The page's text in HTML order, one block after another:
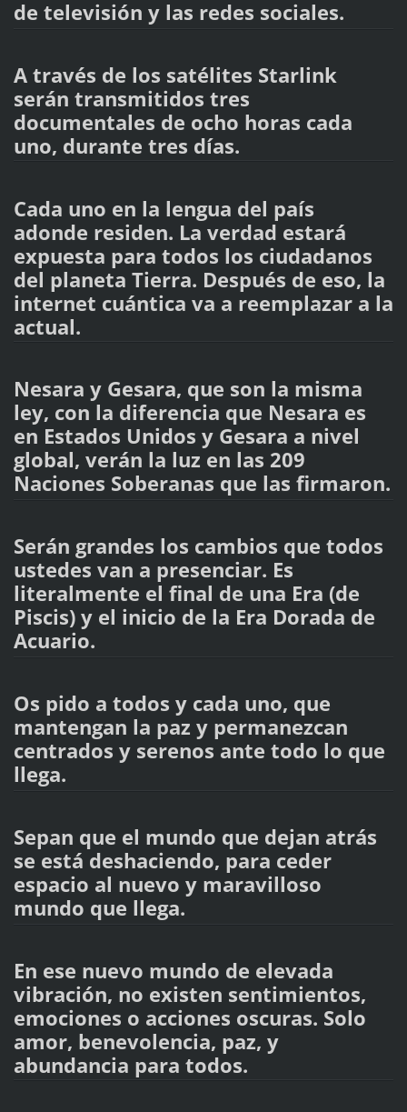
de televisión y las redes sociales.
A través de los satélites Starlink
serán transmitidos tres
documentales de ocho horas cada
uno, durante tres días.
Cada uno en la lengua del país
adonde residen. La verdad estará
expuesta para todos los ciudadanos
del planeta Tierra. Después de eso, la
internet cuántica va a reemplazar a la
actual.
Nesara y Gesara, que son la misma
ley, con la diferencia que Nesara es
en Estados Unidos y Gesara a nivel
global, verán la luz en las 209
Naciones Soberanas que las firmaron.
Serán grandes los cambios que todos
ustedes van a presenciar. Es
literalmente el final de una Era (de
Piscis) y el inicio de la Era Dorada de
Acuario.
Os pido a todos y cada uno, que
mantengan la paz y permanezcan
centrados y serenos ante todo lo que
llega.
Sepan que el mundo que dejan atrás
se está deshaciendo, para ceder
espacio al nuevo y maravilloso
mundo que llega.
En ese nuevo mundo de elevada
vibración, no existen sentimientos,
emociones o acciones oscuras. Solo
amor, benevolencia, paz, y
abundancia para todos.